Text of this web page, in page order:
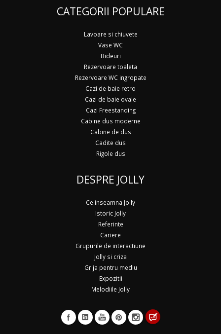
CATEGORII POPULARE
Lavoare si chiuvete
Vase WC
Bideuri
Rezervoare toaleta
Rezervoare WC ingropate
Cazi de baie retro
Cazi de baie ovale
Cazi Freestanding
Cabine dus moderne
Cabine de dus
Cadite dus
Rigole dus
DESPRE JOLLY
Ce inseamna Jolly
Istoric Jolly
Referinte
Cariere
Grupurile de interactiune
Jolly si criza
Grija pentru mediu
Expozitii
Melodiile Jolly